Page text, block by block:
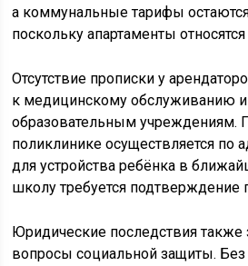
а коммунальные тарифы
поскольку апартаменты
Отсутствие прописки у
к медицинскому обслуживанию
образовательным учреждениям.
поликлинике осуществляется по
для устройства ребёнка в
школу требуется подтверждение
Юридические последствия также
вопросы социальной защиты. Без